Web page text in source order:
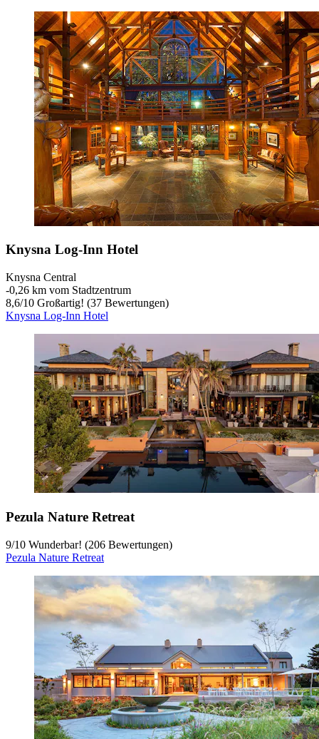
Knysna Log-Inn Hotel
Knysna Central
‐0,26 km vom Stadtzentrum
8,6/10 Großartig! (37 Bewertungen)
Knysna Log-Inn Hotel
Pezula Nature Retreat
9/10 Wunderbar! (206 Bewertungen)
Pezula Nature Retreat